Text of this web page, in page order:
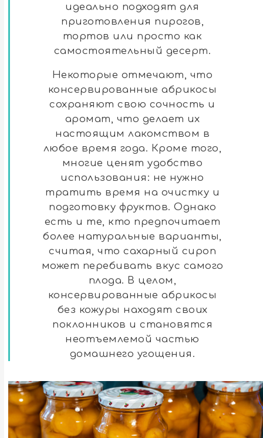
идеально подходят для
приготовления пирогов,
тортов или просто как
самостоятельный десерт.
Некоторые отмечают, что
консервированные абрикосы
сохраняют свою сочность и
аромат, что делает их
настоящим лакомством в
любое время года. Кроме того,
многие ценят удобство
использования: не нужно
тратить время на очистку и
подготовку фруктов. Однако
есть и те, кто предпочитает
более натуральные варианты,
считая, что сахарный сироп
может перебивать вкус самого
плода. В целом,
консервированные абрикосы
без кожуры находят своих
поклонников и становятся
неотъемлемой частью
домашнего угощения.